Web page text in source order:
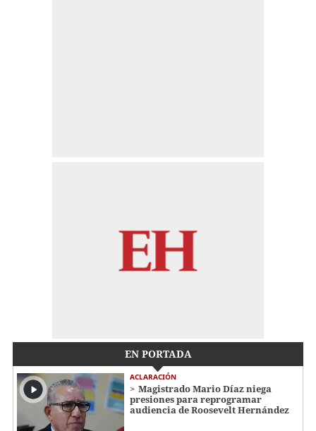
EN PORTADA
ACLARACIÓN
Magistrado Mario Díaz niega
presiones para reprogramar
audiencia de Roosevelt Hernández